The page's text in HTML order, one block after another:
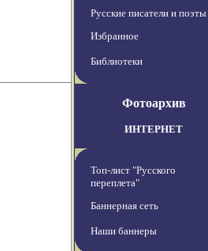
Русские писатели и поэты
Избранное
Библиотеки
Фотоархив
ИНТЕРНЕТ
Топ-лист "Русского
переплета"
Баннерная сеть
Наши баннеры